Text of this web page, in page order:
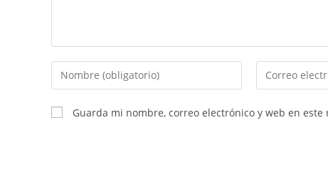
Guarda mi nombre, correo electrónico y web en